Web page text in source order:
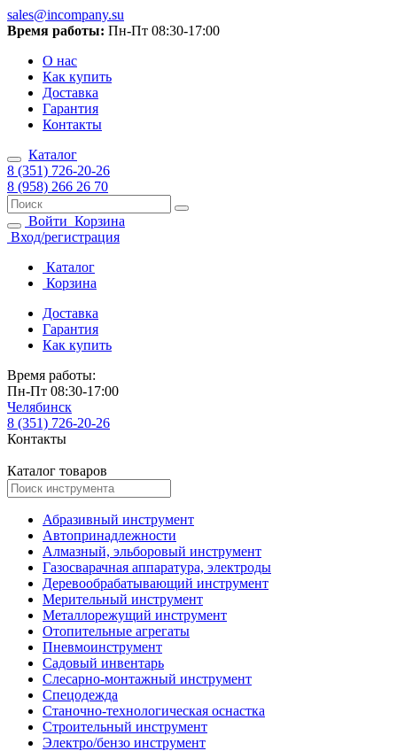
sales@incompany.su
Время работы: Пн-Пт 08:30-17:00
О нас
Как купить
Доставка
Гарантия
Контакты
Каталог
8 (351) 726-20-26
8 (958) 266 26 70
Войти Корзина
Вход/регистрация
Каталог
Корзина
Доставка
Гарантия
Как купить
Время работы:
Пн-Пт 08:30-17:00
Челябинск
8 (351) 726-20-26
Контакты
Каталог товаров
Абразивный инструмент
Автопринадлежности
Алмазный, эльборовый инструмент
Газосварачная аппаратура, электроды
Деревообрабатывающий инструмент
Мерительный инструмент
Металлорежущий инструмент
Отопительные агрегаты
Пневмоинструмент
Садовый инвентарь
Слесарно-монтажный инструмент
Спецодежда
Станочно-технологическая оснастка
Строительный инструмент
Электро/бензо инструмент